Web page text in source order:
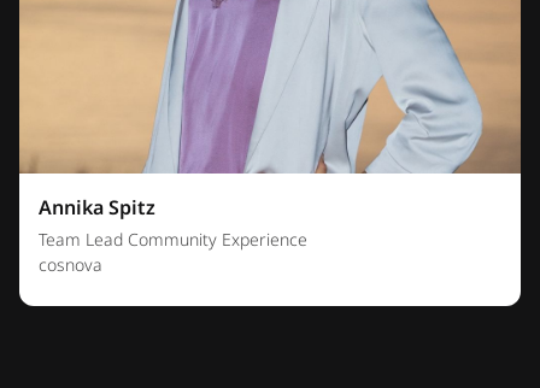
Annika Spitz
Team Lead Community Experience
cosnova